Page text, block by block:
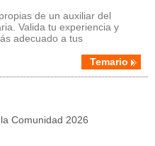
de un auxiliar del
Valida tu experiencia y
adecuado a tus
Temario
Comunidad 2026